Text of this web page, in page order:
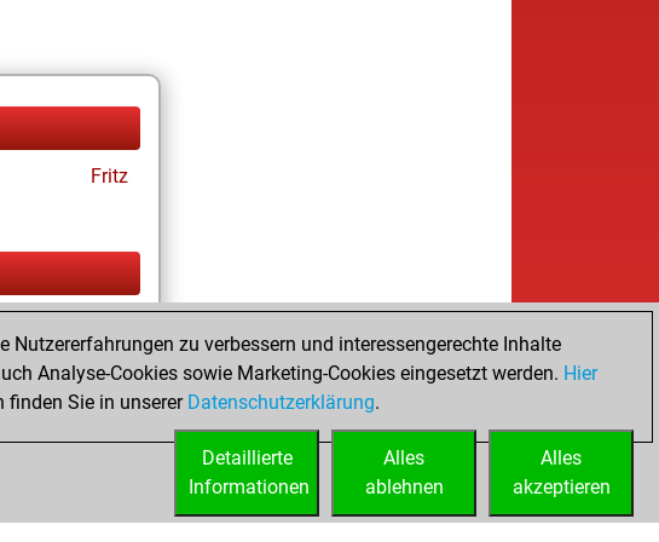
Fritz
zu verbessern und interessengerechte Inhalte
Analyse-Cookies sowie Marketing-Cookies eingesetzt werden. Hier
finden Sie in unserer Datenschutzerklärung.
Alles
akzeptieren
Alles
ablehnen
Detaillierte
Informationen